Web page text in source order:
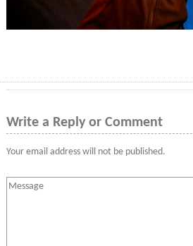
Write a Reply or Comment
Your email address will not be published.